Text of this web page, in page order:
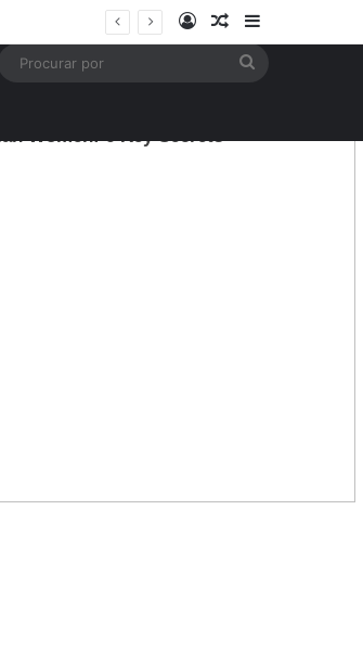
EntrarArtigo aleatório
Barra Lateral